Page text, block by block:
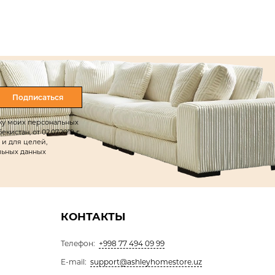
Подписаться
моих персональных
от 02.07.2019 г.
и для целей,
данных
КОНТАКТЫ
Телефон: +998 77 494 09 99
E-mail: support@ashleyhomestore.uz